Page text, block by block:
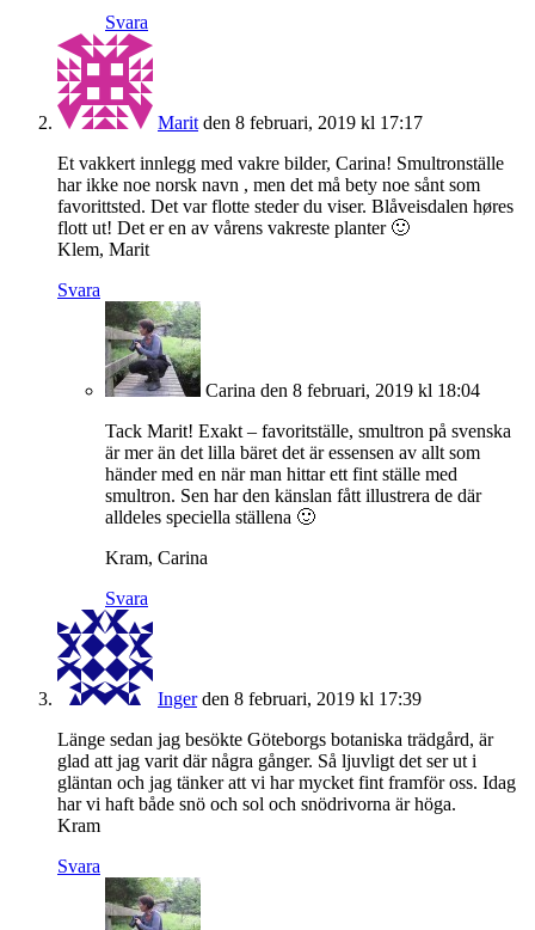
Svara
Marit den 8 februari, 2019 kl 17:17
Et vakkert innlegg med vakre bilder, Carina! Smultronställe
har ikke noe norsk navn , men det må bety noe sånt som
favorittsted. Det var flotte steder du viser. Blåveisdalen høres
flott ut! Det er en av vårens vakreste planter 🙂
Klem, Marit
Svara
Carina den 8 februari, 2019 kl 18:04
Tack Marit! Exakt – favoritställe, smultron på svenska
är mer än det lilla bäret det är essensen av allt som
händer med en när man hittar ett fint ställe med
smultron. Sen har den känslan fått illustrera de där
alldeles speciella ställena 🙂
Kram, Carina
Svara
Inger den 8 februari, 2019 kl 17:39
Länge sedan jag besökte Göteborgs botaniska trädgård, är
glad att jag varit där några gånger. Så ljuvligt det ser ut i
gläntan och jag tänker att vi har mycket fint framför oss. Idag
har vi haft både snö och sol och snödrivorna är höga.
Kram
Svara